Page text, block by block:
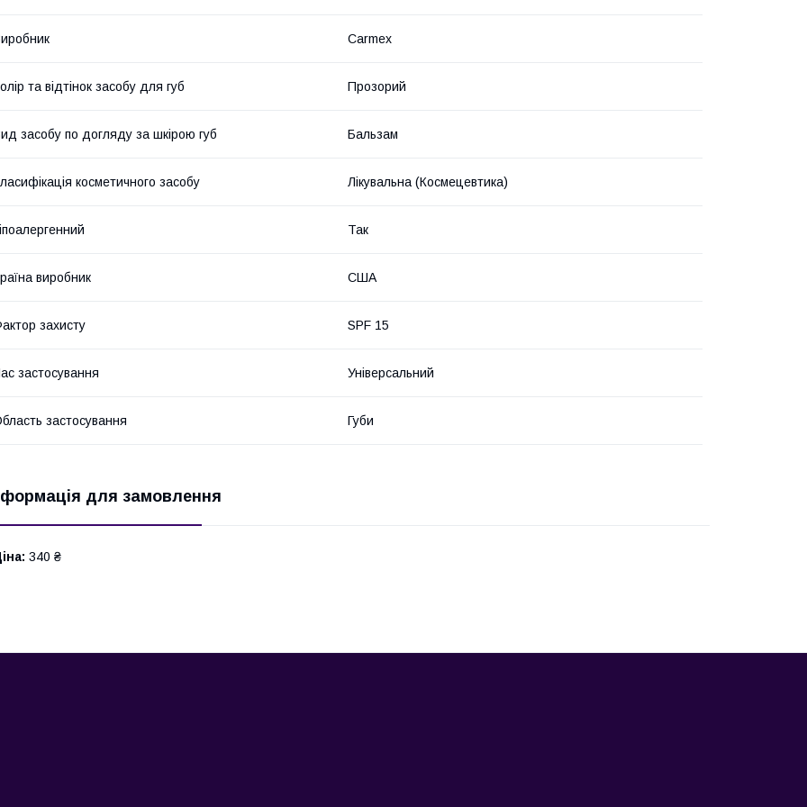
Carmex
та відтінок засобу для губ Прозорий
засобу по догляду за шкірою губ Бальзам
косметичного засобу Лікувальна (Космецевтика)
Так
виробник США
захисту SPF 15
застосування Універсальний
застосування Губи
для замовлення
340 ₴